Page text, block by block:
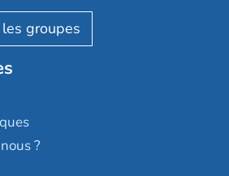
Villa Médicis
?